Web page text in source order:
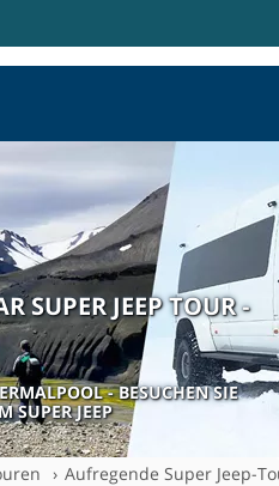
SUPER JEEP TOUR -
- BESUCHEN SIE
SUPER JEEP
Aufregende Super Jeep-